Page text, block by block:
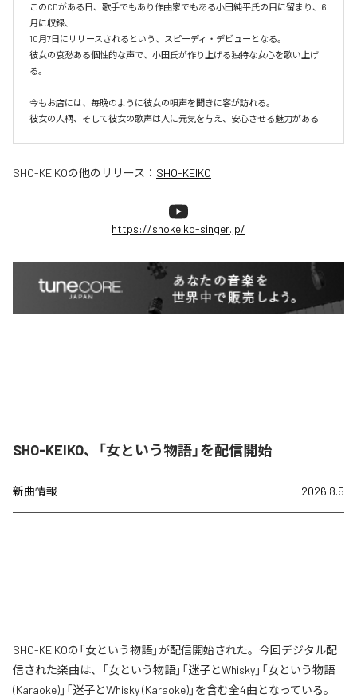
このCDがある日、歌手でもあり作曲家でもある小田純平氏の目に留まり、6
月に収録、
10月7日にリリースされるという、スピーディ・デビューとなる。
彼女の哀愁ある個性的な声で、小田氏が作り上げる独特な女心を歌い上げ
る。
今もお店には、毎晩のように彼女の唄声を聞きに客が訪れる。
彼女の人柄、そして彼女の歌声は人に元気を与え、安心させる魅力がある
SHO-KEIKOの他のリリース： SHO-KEIKO
https://shokeiko-singer.jp/
SHO-KEIKO、「女という物語」を配信開始
新曲情報 2026.8.5
SHO-KEIKOの「女という物語」が配信開始された。今回デジタル配
信された楽曲は、「女という物語」「迷子とWhisky」「女という物語
(Karaoke)」「迷子とWhisky (Karaoke)」を含む全4曲となっている。